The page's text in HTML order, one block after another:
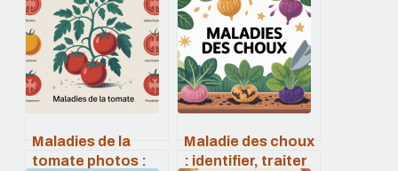
Maladies de la
tomate photos :
Maladie des choux
: identifier, traiter